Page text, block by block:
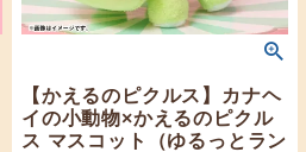
【かえるのピクルス】カナヘ
イの小動物×かえるのピクル
ス マスコット（ゆるっとラン